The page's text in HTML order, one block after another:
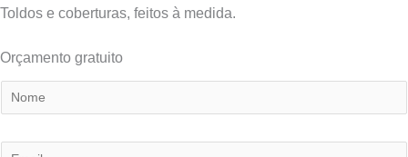
Toldos e coberturas, feitos à medida.
Orçamento gratuito
o
m